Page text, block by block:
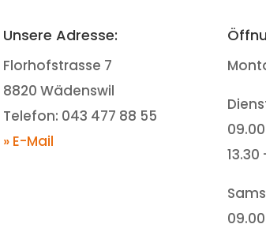
Unsere Adresse:
Florhofstrasse 7
8820 Wädenswil
Telefon: 043 477 88 55
» E-Mail
13.30